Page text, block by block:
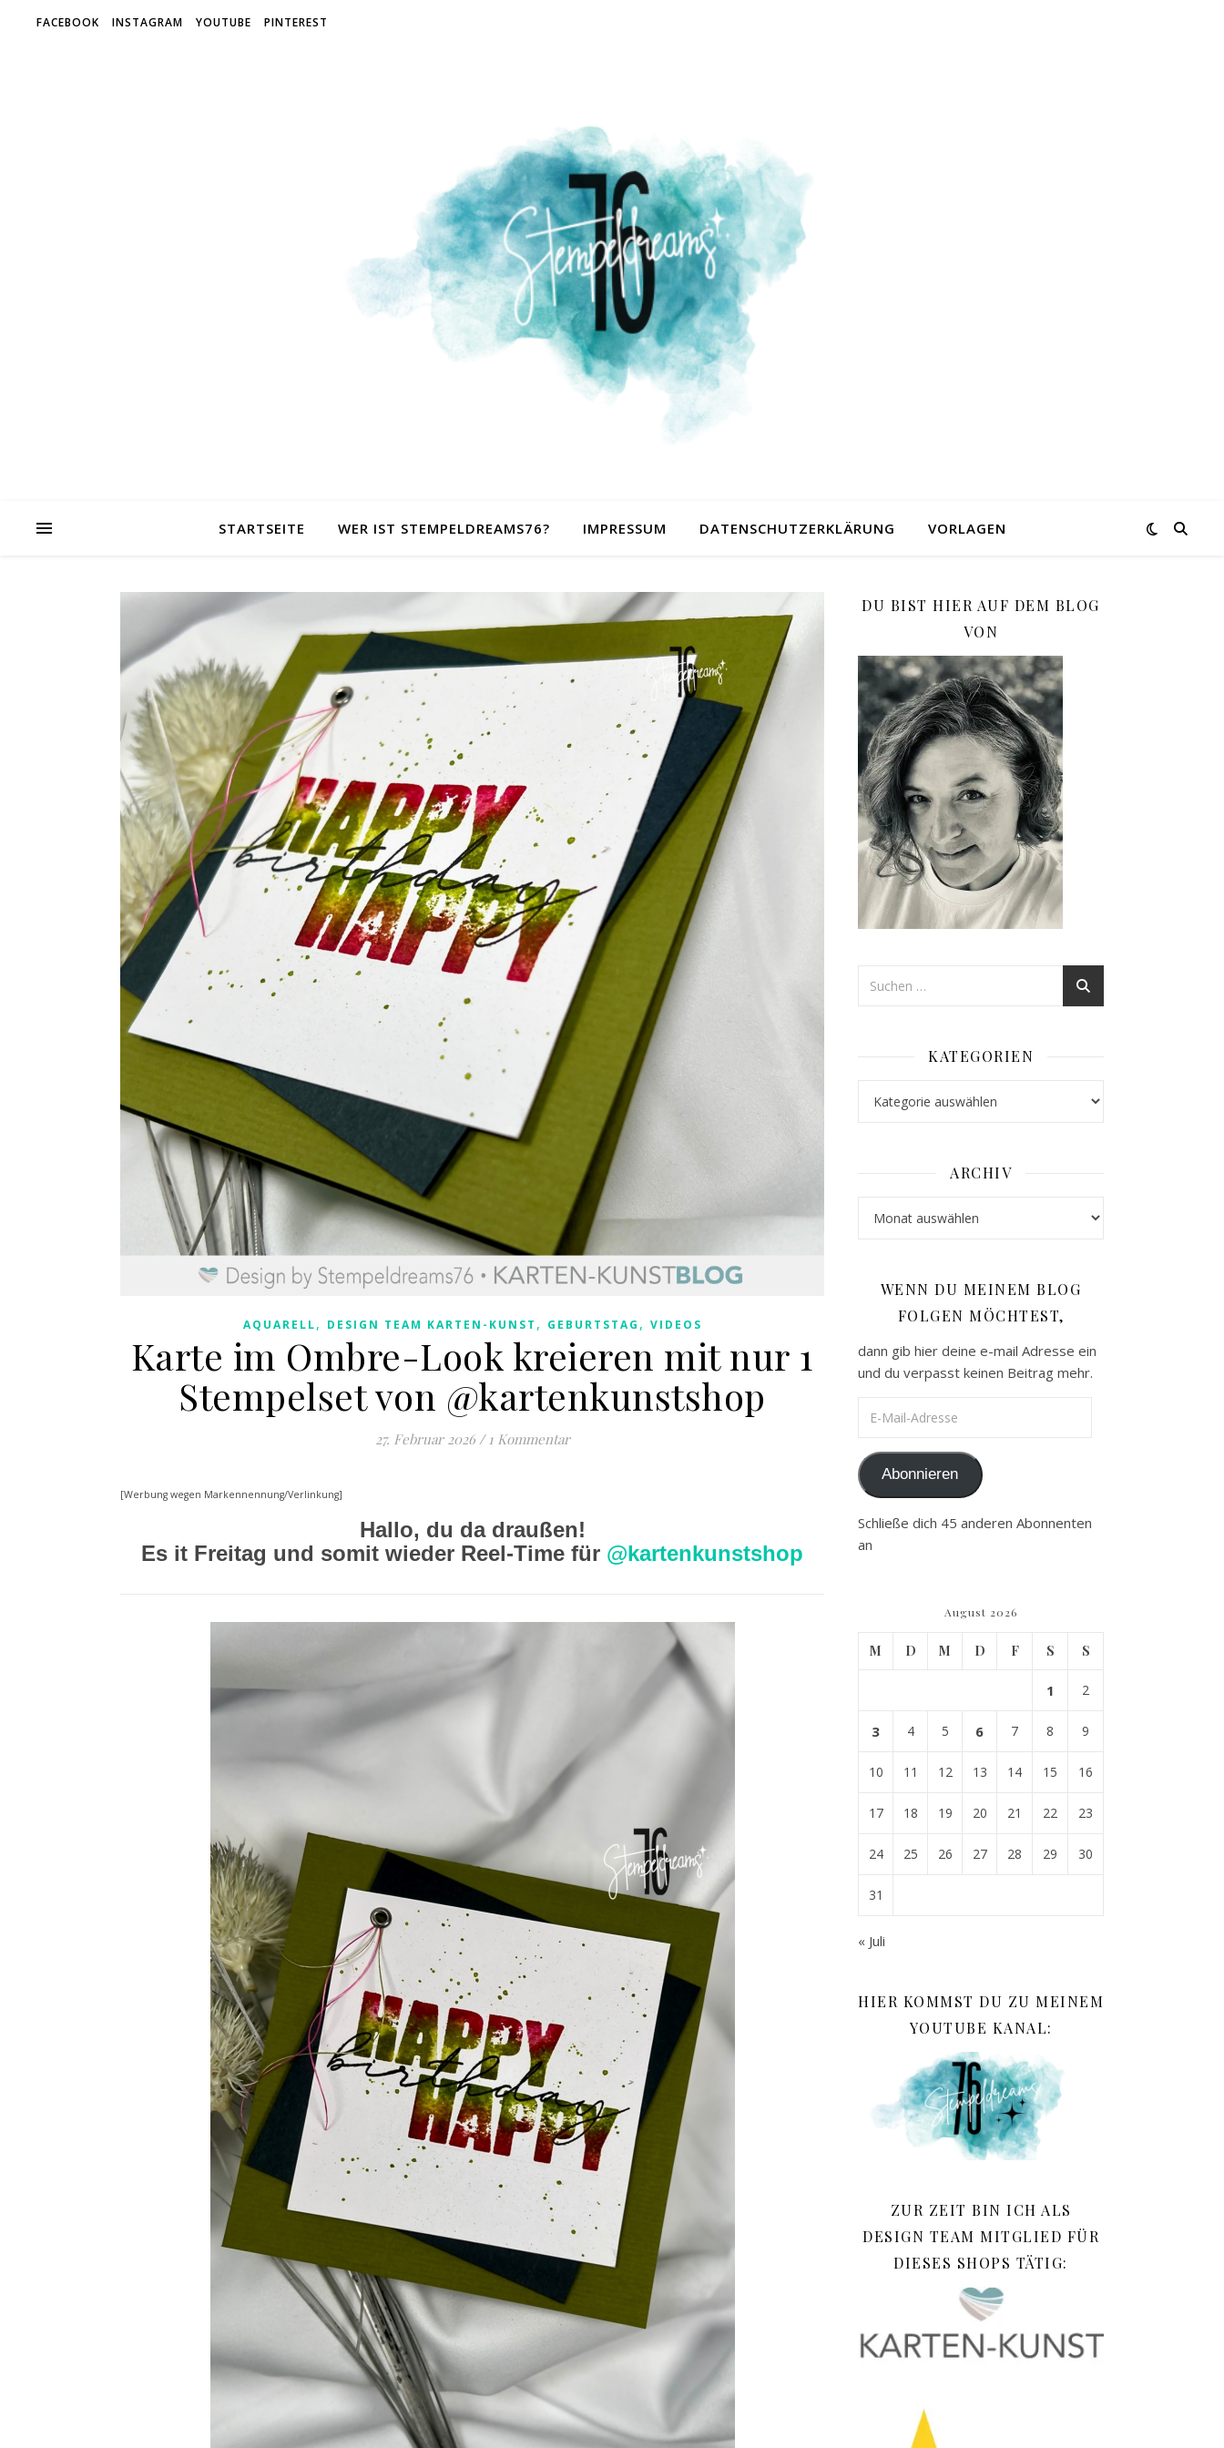
FACEBOOK INSTAGRAM YOUTUBE PINTEREST
STARTSEITE WER IST STEMPELDREAMS76? IMPRESSUM DATENSCHUTZERKLÄRUNG VORLAGEN
AQUARELL, DESIGN TEAM KARTEN-KUNST , GEBURTSTAG , VIDEOS
Karte im Ombre-Look kreieren mit nur 1
Stempelset von @kartenkunstshop
27. Februar 2026 / 1 Kommentar
[Werbung wegen Markennennung/Verlinkung]
Hallo, du da draußen!
Es it Freitag und somit wieder Reel-Time für @kartenkunstshop
DU BIST HIER AUF DEM BLOG
VON
KATEGORIEN
ARCHIV
WENN DU MEINEM BLOG
FOLGEN MÖCHTEST,
dann gib hier deine e-mail Adresse ein
und du verpasst keinen Beitrag mehr.
Abonnieren
Schließe dich 45 anderen Abonnenten
an
August 2026
M D M D F S S
1 2
3 4 5 6 7 8 9
10 11 12 13 14 15 16
17 18 19 20 21 22 23
24 25 26 27 28 29 30
31
« Juli
HIER KOMMST DU ZU MEINEM
YOUTUBE KANAL:
ZUR ZEIT BIN ICH ALS
DESIGN TEAM MITGLIED FÜR
DIESES SHOPS TÄTIG: